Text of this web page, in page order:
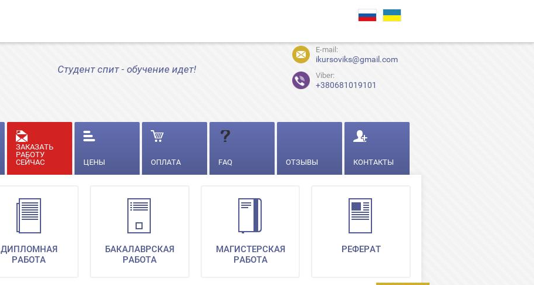
Студент спит - обучение идет!
E-mail:
ikursoviks@gmail.com
Viber:
+380681019101
ЗАКАЗАТЬ
РАБОТУ
СЕЙЧАС
ЦЕНЫ ОПЛАТА FAQ ОТЗЫВЫ КОНТАКТЫ
ДИПЛОМНАЯ
РАБОТА
БАКАЛАВРСКАЯ
РАБОТА
МАГИСТЕРСКАЯ
РАБОТА
РЕФЕРАТ